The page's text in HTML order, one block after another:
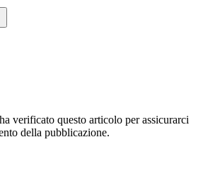
verificato questo articolo per assicurarci
della pubblicazione.